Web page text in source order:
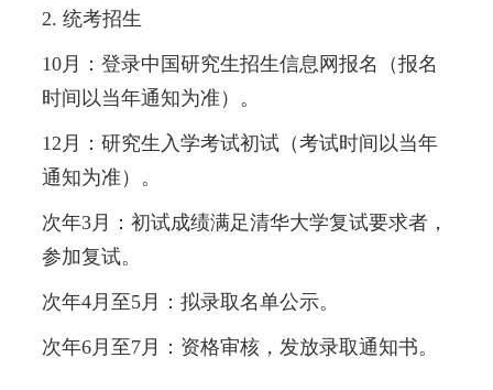
2. 统考招生
10月：登录中国研究生招生信息网报名（报名
时间以当年通知为准）。
12月：研究生入学考试初试（考试时间以当年
通知为准）。
次年3月：初试成绩满足清华大学复试要求者，
参加复试。
次年4月至5月：拟录取名单公示。
次年6月至7月：资格审核，发放录取通知书。